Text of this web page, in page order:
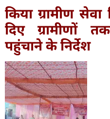
किया ग्रामीण सेवा
दिए ग्रामीणों
पहुंचाने के निर्देश